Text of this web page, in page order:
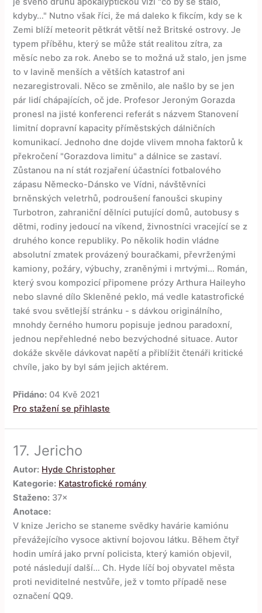
kdyby…" Nutno však říci, že má daleko k fikcím, kdy se k
Zemi blíží meteorit pětkrát větší než Britské ostrovy. Je
typem příběhu, který se může stát realitou zítra, za
měsíc nebo za rok. Anebo se to možná už stalo, jen jsme
to v lavině menších a větších katastrof ani
nezaregistrovali. Něco se změnilo, ale našlo by se jen
pár lidí chápajících, oč jde. Profesor Jeroným Gorazda
pronesl na jisté konferenci referát s názvem Stanovení
limitní dopravní kapacity příměstských dálničních
komunikací. Jednoho dne dojde vlivem mnoha faktorů k
překročení "Gorazdova limitu" a dálnice se zastaví.
Zůstanou na ní stát rozjaření účastníci fotbalového
zápasu Německo-Dánsko ve Vídni, návštěvníci
brněnských veletrhů, podroušení fanoušci skupiny
Turbotron, zahraniční dělníci putující domů, autobusy s
dětmi, rodiny jedoucí na víkend, živnostníci vracející se z
druhého konce republiky. Po několik hodin vládne
absolutní zmatek provázený bouračkami, převrženými
kamiony, požáry, výbuchy, zraněnými i mrtvými… Román,
který svou kompozicí připomene prózy Arthura Haileyho
nebo slavné dílo Skleněné peklo, má vedle katastrofické
také svou světlejší stránku - s dávkou originálního,
mnohdy černého humoru popisuje jednou paradoxní,
jednou nepřehledné nebo bezvýchodné situace. Autor
dokáže skvěle dávkovat napětí a přiblížit čtenáři kritické
chvíle, jako by byl sám jejich aktérem.
Přidáno: 04 Kvě 2021
Pro stažení se přihlaste
17. Jericho
Autor: Hyde Christopher
Kategorie: Katastrofické romány
Staženo: 37×
Anotace:
V knize Jericho se staneme svědky havárie kamiónu
převážejícího vysoce aktivní bojovou látku. Během čtyř
hodin umírá jako první policista, který kamión objevil,
poté následují další… Ch. Hyde líčí boj obyvatel města
proti neviditelné nestvůře, jež v tomto případě nese
označení QQ9.